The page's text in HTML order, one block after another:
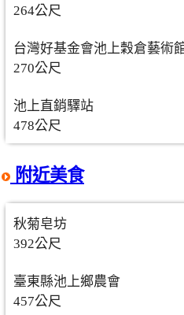
264公尺
台灣好基金會池上穀倉藝術
270公尺
池上直銷驛站
478公尺
附近美食
秋菊皂坊
392公尺
臺東縣池上鄉農會
457公尺